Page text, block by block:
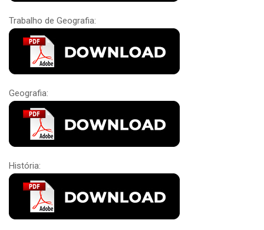
Trabalho de Geografia:
Geografia:
História: